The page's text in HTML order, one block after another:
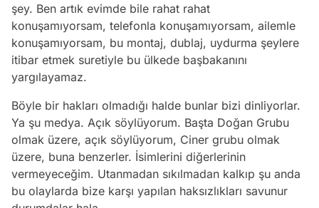
şey. Ben artık evimde bile rahat rahat
konuşamıyorsam, telefonla konuşamıyorsam, ailemle
konuşamıyorsam, bu montaj, dublaj, uydurma şeylere
itibar etmek suretiyle bu ülkede başbakanını
yargılayamaz.
Böyle bir hakları olmadığı halde bunlar bizi dinliyorlar.
Ya şu medya. Açık söylüyorum. Başta Doğan Grubu
olmak üzere, açık söylüyorum, Ciner grubu olmak
üzere, buna benzerler. İsimlerini diğerlerinin
vermeyeceğim. Utanmadan sıkılmadan kalkıp şu anda
bu olaylarda bize karşı yapılan haksızlıkları savunur